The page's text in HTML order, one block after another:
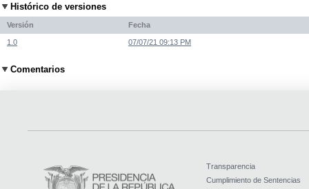
Histórico de versiones
Versión Fecha
1.0 07/07/21 09:13 PM
Comentarios
Transparencia
Cumplimiento de Sentencias